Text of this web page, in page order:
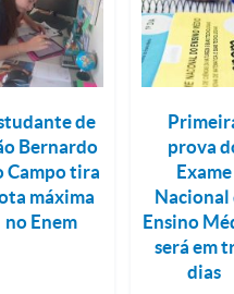
de
Bernardo
Campo tira
máxima
no Enem
prova
Exame
Nacional
Ensino
será em
dias